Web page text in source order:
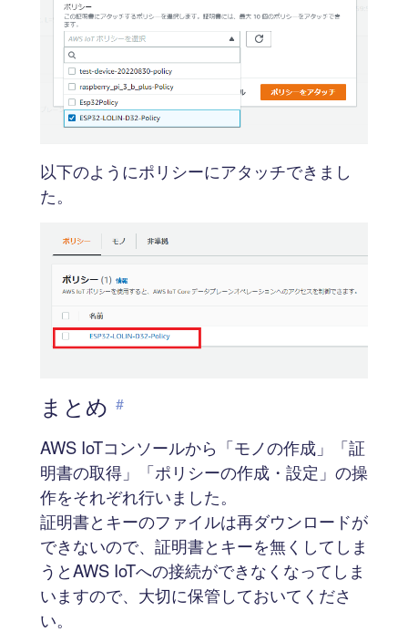
以下のようにポリシーにアタッチできまし
た。
まとめ #
AWS IoTコンソールから「モノの作成」「証
明書の取得」「ポリシーの作成・設定」の操
作をそれぞれ行いました。
証明書とキーのファイルは再ダウンロードが
できないので、証明書とキーを無くしてしま
うとAWS IoTへの接続ができなくなってしま
いますので、大切に保管しておいてくださ
い。